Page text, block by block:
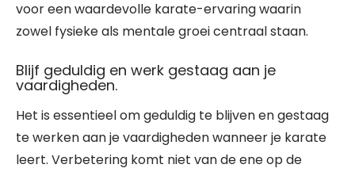
voor een waardevolle karate-ervaring waarin
zowel fysieke als mentale groei centraal staan.
Blijf geduldig en werk gestaag aan je
vaardigheden.
Het is essentieel om geduldig te blijven en gestaag
te werken aan je vaardigheden wanneer je karate
leert. Verbetering komt niet van de ene op de